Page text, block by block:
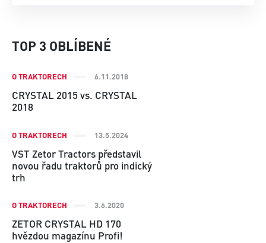
TOP 3 OBLÍBENÉ
O TRAKTORECH 6.11.2018
CRYSTAL 2015 vs. CRYSTAL
2018
O TRAKTORECH 13.5.2024
VST Zetor Tractors představil
novou řadu traktorů pro indický
trh
O TRAKTORECH 3.6.2020
ZETOR CRYSTAL HD 170
hvězdou magazínu Profi!